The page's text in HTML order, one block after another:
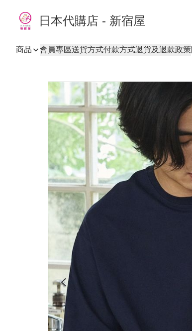
日本代購店 - 新宿屋
商品 會員專區送貨方式付款方式退貨及退款政策